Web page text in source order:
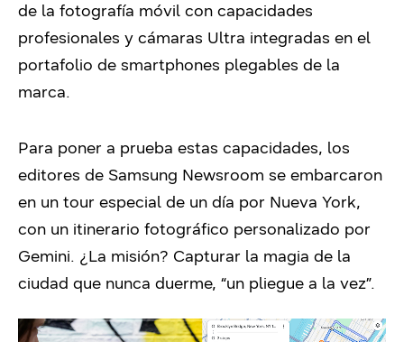
de la fotografía móvil con capacidades
profesionales y cámaras Ultra integradas en el
portafolio de smartphones plegables de la
marca.
Para poner a prueba estas capacidades, los
editores de Samsung Newsroom se embarcaron
en un tour especial de un día por Nueva York,
con un itinerario fotográfico personalizado por
Gemini. ¿La misión? Capturar la magia de la
ciudad que nunca duerme, “un pliegue a la vez”.